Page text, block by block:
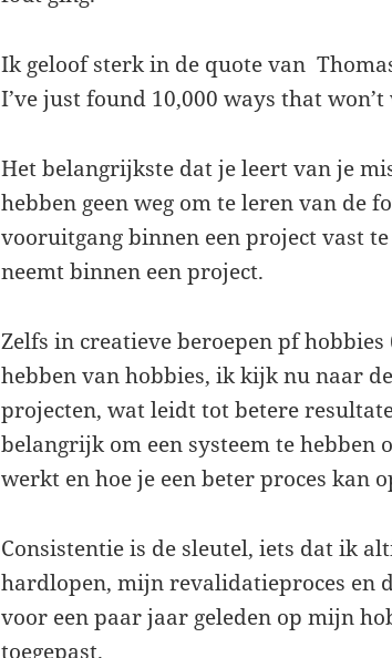
Ik geloof sterk in de quote van
I’ve just found 10,000 ways that won’t
Het belangrijkste dat je leert van je
hebben geen weg om te leren van de
vooruitgang binnen een project vast
neemt binnen een project.
Zelfs in creatieve beroepen pf
hebben van hobbies, ik kijk nu naar
projecten, wat leidt tot betere
belangrijk om een systeem te
werkt en hoe je een beter proces kan
Consistentie is de sleutel, iets dat ik
hardlopen, mijn revalidatieproces en
voor een paar jaar geleden op mijn
toegepast.